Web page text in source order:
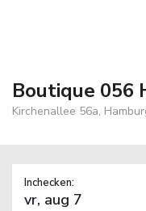
Boutique 056
Kirchenallee 56a,
Inchecken: